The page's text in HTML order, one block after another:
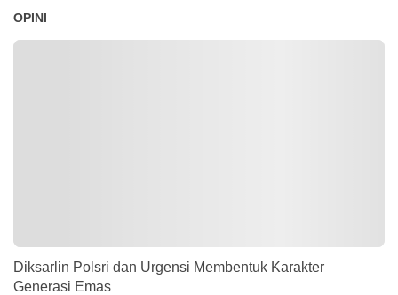
OPINI
Diksarlin Polsri dan Urgensi Membentuk Karakter
Generasi Emas